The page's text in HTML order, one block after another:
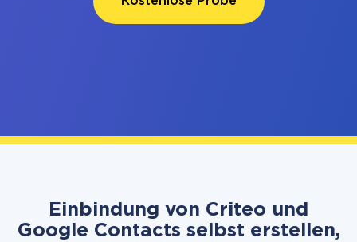
Einbindung von Criteo und
Google Contacts selbst erstellen,